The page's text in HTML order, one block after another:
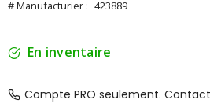
# Manufacturier : 423889
En inventaire
Compte PRO seulement.